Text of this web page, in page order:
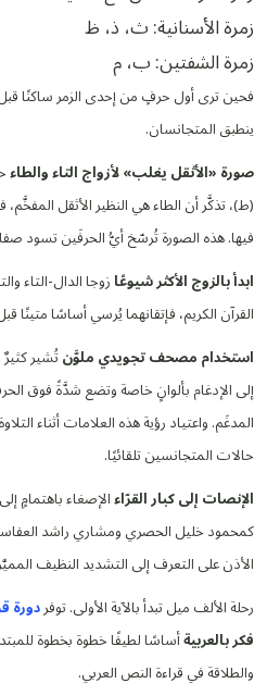
زمرة الأسنانية: ث، ذ، ظ
زمرة الشفتين: ب، م
فحين ترى أول حرفٍ من إحدى الزمر ساكنًا قبل
ينطبق المتجانسان.
صورة «الأثقل يغلب» لأزواج التاء والطاء
(ط)، تذكَّر أن الطاء هي النظير الأثقل
فيها. هذه الصورة تُرسّخ أيُّ الحرفَين تسود
ابدأ بالزوج الأكثر شيوعًازوجا الدال-التاء
القرآن الكريم، فإتقانهما يُرسي أساسًا متينًا
استخدام مصحف تجويدي ملوَّنتُشير
إلى الإدغام بألوانٍ خاصة وتضع شدَّةً فوق
المدغَم. واعتياد رؤية هذه العلامات أثناء
حالات المتجانسين تلقائيًا.
الإنصات إلى كبار القرّاءالإصغاء باهتمامٍ
كمحمود خليل الحصري ومشاري راشد
الأذن على التعرف إلى التشديد النظيف
رحلة الألف ميل تبدأ بالآية الأولى. توفردورة
فكر بالعربيةأساسًا لطيفًا خطوة بخطوة
والطلاقة في قراءة النص العربي.